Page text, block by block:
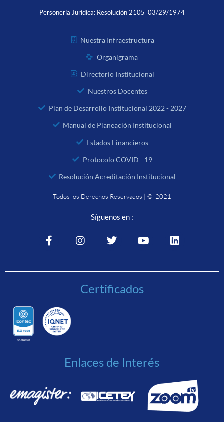
Personería Jurídica: Resolución 2105 03/29/1974
Nuestra Infraestructura
Organigrama
Directorio Institucional
Nuestros Docentes
Plan de Desarrollo Institucional 2022 - 2027
Manual de Planeación Institucional
Estados Financieros
Protocolo COVID - 19
Resolución Acreditación Institucional
Todos los Derechos Reservados | © 2021
Síguenos en :
Certificados
Enlaces de Interés